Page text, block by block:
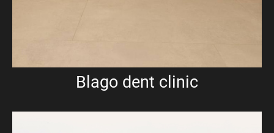
Blago dent clinic